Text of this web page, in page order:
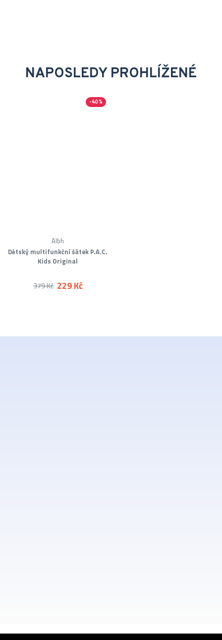
NAPOSLEDY PROHLÍŽENÉ
-40 %
Dětský multifunkční šátek P.A.C.
Kids Original
Albh
229 Kč
379 Kč